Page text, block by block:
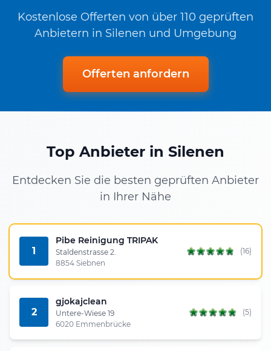
Kostenlose Offerten von über 110 geprüften
Anbietern in Silenen und Umgebung
Offerten anfordern
Top Anbieter in Silenen
Entdecken Sie die besten geprüften Anbieter
in Ihrer Nähe
1
Pibe Reinigung TRIPAK
Staldenstrasse 2.
8854 Siebnen
(16)
2
gjokajclean
Untere-Wiese 19
6020 Emmenbrücke
(5)